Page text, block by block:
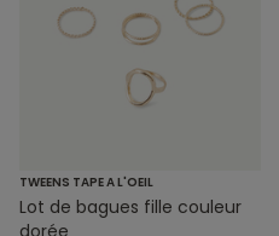
TWEENS TAPE A L'OEIL
Lot de bagues fille couleur